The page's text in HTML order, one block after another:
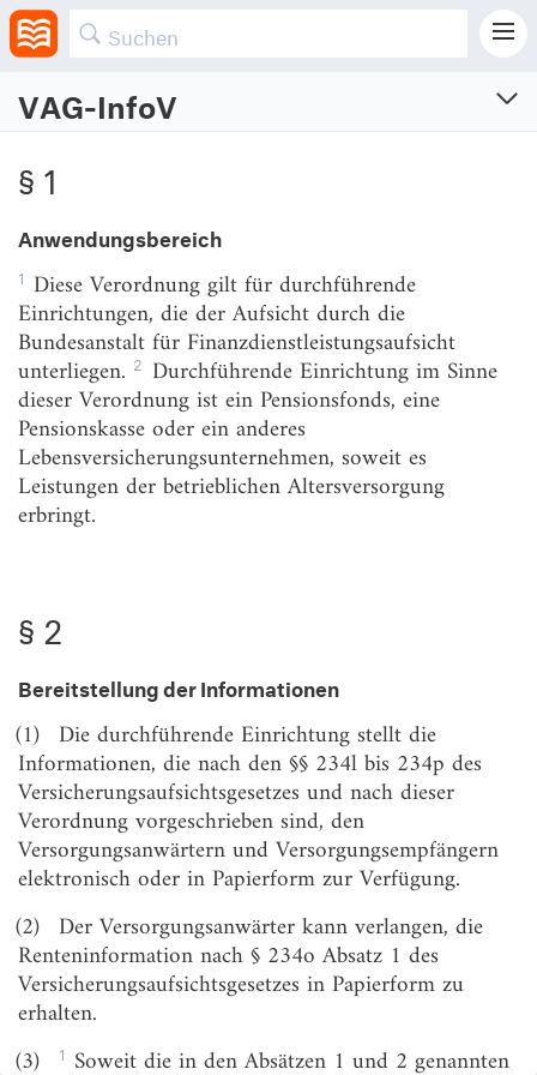
VAG-InfoV
Verordnung über Informationspflichten in der betrieblichen Altersversorgung, die von
Pensionsfonds, Pensionskassen und anderen Lebensversicherungsunternehmen
Vom 17.6.2019 (BGBl. I S. 871)
§ 1
Anwendungsbereich
§ 2
Bereitstellung der Informationen
§ 3
Allgemeine Informationen zu einem
Altersversorgungssystem
§ 4
Renteninformation
§ 5
Information der Versorgungsempfänger
§ 7
§ 9
Inkrafttreten
§ 1
Anwendungsbereich
1 Diese Verordnung gilt für durchführende
Einrichtungen, die der Aufsicht durch die
Bundesanstalt für Finanzdienstleistungsaufsicht
unterliegen. 2 Durchführende Einrichtung im Sinne
dieser Verordnung ist ein Pensionsfonds, eine
Pensionskasse oder ein anderes
Lebensversicherungsunternehmen, soweit es
Leistungen der betrieblichen Altersversorgung
erbringt.
§ 2
Bereitstellung der Informationen
(1) Die durchführende Einrichtung stellt die
Informationen, die nach den §§ 234l bis 234p des
Versicherungsaufsichtsgesetzes und nach dieser
Verordnung vorgeschrieben sind, den
Versorgungsanwärtern und Versorgungsempfängern
elektronisch oder in Papierform zur Verfügung.
(2) Der Versorgungsanwärter kann verlangen, die
Renteninformation nach § 234o Absatz 1 des
Versicherungsaufsichtsgesetzes in Papierform zu
erhalten.
(3)
1 Soweit die in den Absätzen 1 und 2 genannten